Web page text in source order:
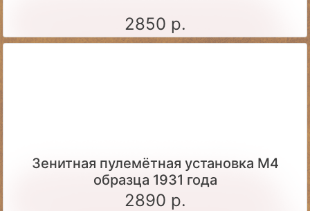
2850 р.
Зенитная пулемётная установка М4
образца 1931 года
2890 р.